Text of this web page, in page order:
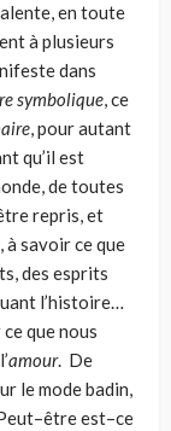
en toute
à plusieurs
dans
symbolique, ce
, pour autant
qu’il est
de toutes
repris, et
, à savoir ce que
des esprits
l’histoire…
que nous
amour. De
le mode badin,
est–ce